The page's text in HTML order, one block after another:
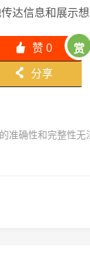
达信息和展示想
󰄼 赞0 赏
󰄯 分享
准确性和完整性无